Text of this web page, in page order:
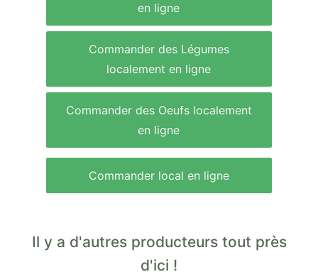
en ligne
Commander des Légumes
localement en ligne
Commander des Oeufs localement
en ligne
Commander local en ligne
Il y a d'autres producteurs tout près
d'ici !